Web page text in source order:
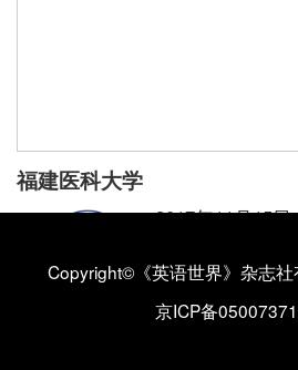
福建医科大学
2017年11月15日
福建医科大学外
Copyright©《英语世界》杂志社
京ICP备